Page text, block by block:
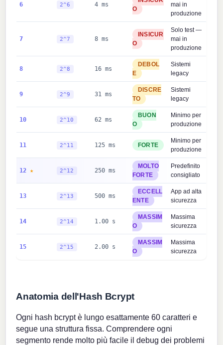
6 2^6 4 ms
O
mai in
produzione
7 2^7 8 ms
INSICUR
O
Solo test —
mai in
produzione
8 2^8 16 ms
DEBOL
E
Sistemi
legacy
9 2^9 31 ms
DISCRE
TO
Sistemi
legacy
10 2^10 62 ms
BUON
O
Minimo per
produzione
11 2^11 125 ms FORTE
Minimo per
produzione
12 2^12 250 ms
MOLTO
FORTE
Predefinito
consigliato
13 2^13 500 ms
ECCELL
ENTE
App ad alta
sicurezza
14 2^14 1.00 s
MASSIM
O
Massima
sicurezza
15 2^15 2.00 s
MASSIM
O
Massima
sicurezza
Anatomia dell'Hash Bcrypt
Ogni hash bcrypt è lungo esattamente 60 caratteri e
segue una struttura fissa. Comprendere ogni
segmento rende molto più facile il debug dei problemi